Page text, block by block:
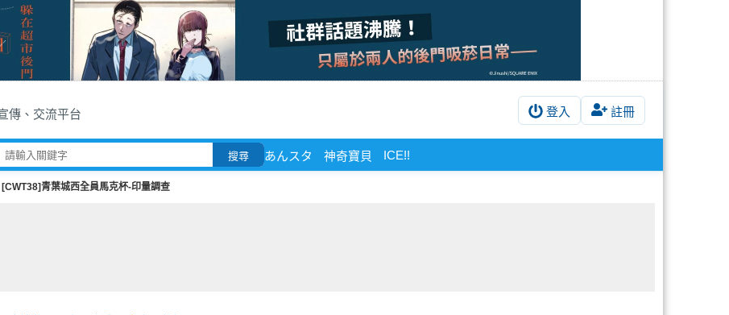
傳、交流平台 登入 註冊
搜尋 あんスタ 神奇寶貝 ICE!!
[CWT38]青葉城西全員馬克杯-印量調查